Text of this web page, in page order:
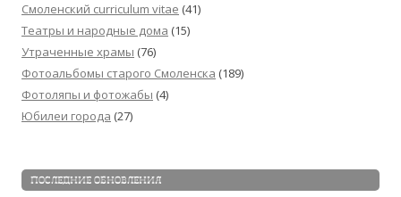
Смоленский сurriculum vitae (41)
Театры и народные дома (15)
Утраченные храмы (76)
Фотоальбомы старого Смоленска (189)
Фотоляпы и фотожабы (4)
Юбилеи города (27)
ПОСЛЕДНИЕ ОБНОВЛЕНИЯ